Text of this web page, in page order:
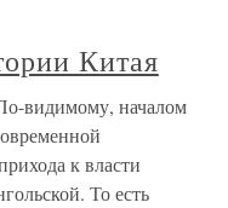
Китая
видимому, началом
к власти
То есть